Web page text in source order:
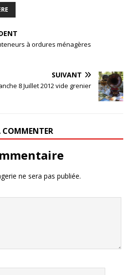
à ordures ménagères
SUIVANT
8 Juillet 2012 vide grenier
COMMENTER
ne sera pas publiée.